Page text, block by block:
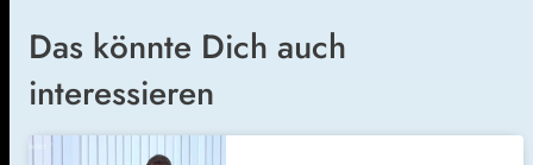
Das könnte Dich auch
interessieren